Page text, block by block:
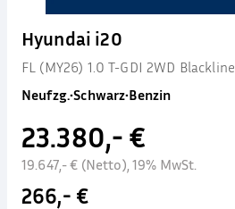
Hyundai i20
FL (MY26) 1.0 T-GDI 2WD Blackline
Neufzg.•Schwarz•Benzin
23.380,- €
19.647,- € (Netto), 19% MwSt.
266,- €